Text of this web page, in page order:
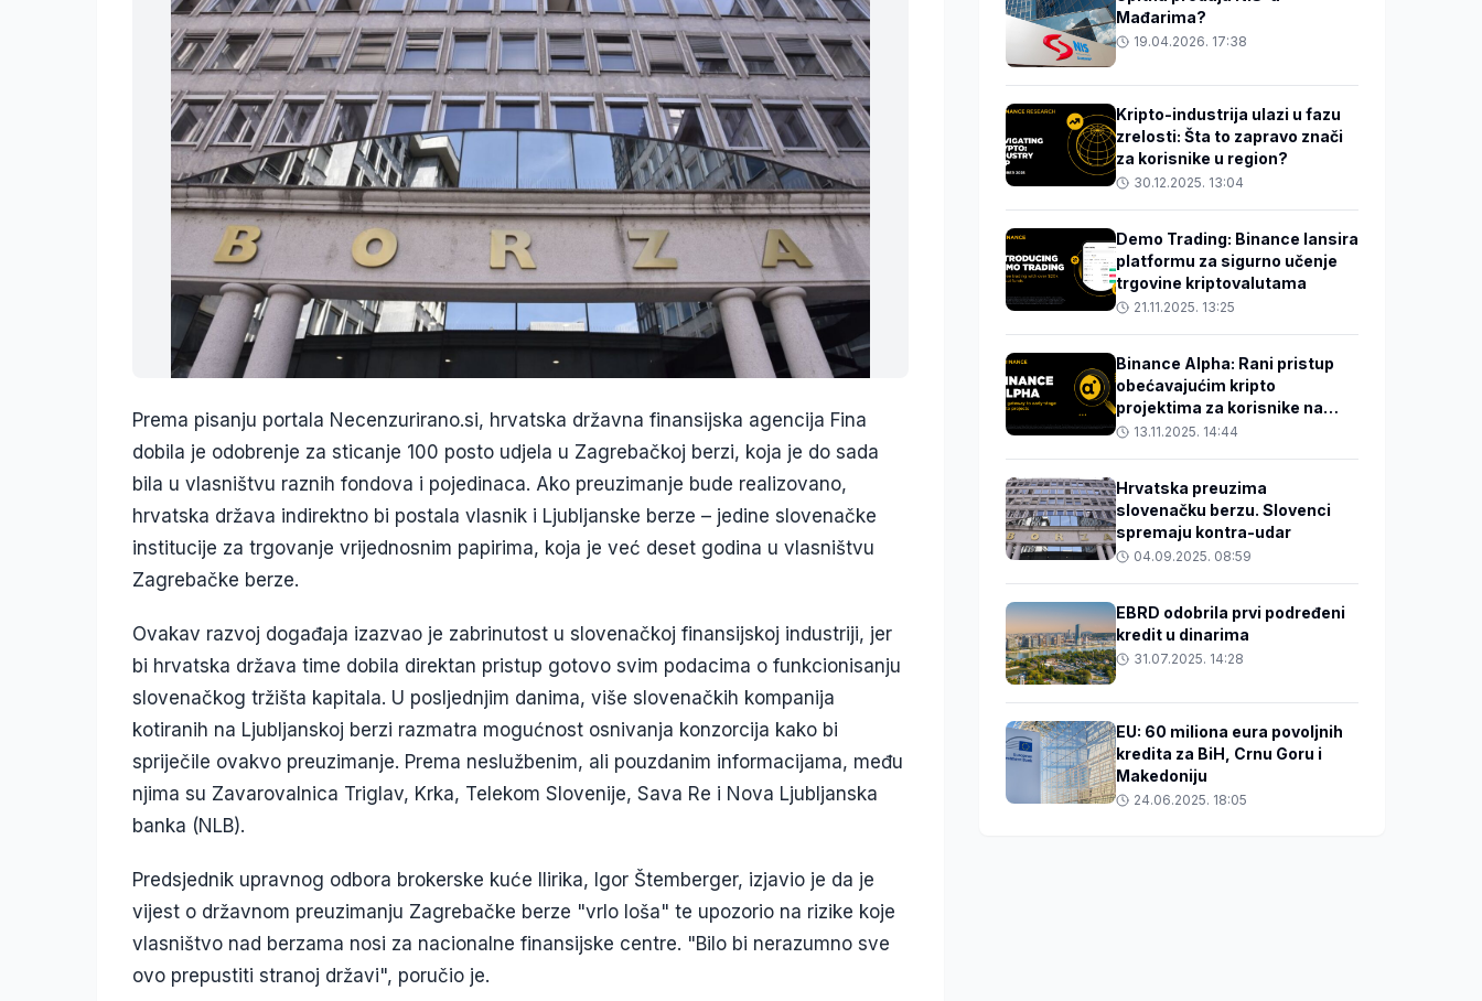
Prema pisanju portala Necenzurirano.si, hrvatska državna finansijska agencija Fina
dobila je odobrenje za sticanje 100 posto udjela u Zagrebačkoj berzi, koja je do sada
bila u vlasništvu raznih fondova i pojedinaca. Ako preuzimanje bude realizovano,
hrvatska država indirektno bi postala vlasnik i Ljubljanske berze – jedine slovenačke
institucije za trgovanje vrijednosnim papirima, koja je već deset godina u vlasništvu
Zagrebačke berze.
Ovakav razvoj događaja izazvao je zabrinutost u slovenačkoj finansijskoj industriji, jer
bi hrvatska država time dobila direktan pristup gotovo svim podacima o funkcionisanju
slovenačkog tržišta kapitala. U posljednjim danima, više slovenačkih kompanija
kotiranih na Ljubljanskoj berzi razmatra mogućnost osnivanja konzorcija kako bi
spriječile ovakvo preuzimanje. Prema neslužbenim, ali pouzdanim informacijama, među
njima su Zavarovalnica Triglav, Krka, Telekom Slovenije, Sava Re i Nova Ljubljanska
banka (NLB).
Predsjednik upravnog odbora brokerske kuće Ilirika, Igor Štemberger, izjavio je da je
vijest o državnom preuzimanju Zagrebačke berze "vrlo loša" te upozorio na rizike koje
vlasništvo nad berzama nosi za nacionalne finansijske centre. "Bilo bi nerazumno sve
ovo prepustiti stranoj državi", poručio je.
Mađarima?
19.04.2026. 17:38
Kripto-industrija ulazi u fazu
zrelosti: Šta to zapravo znači
za korisnike u region?
30.12.2025. 13:04
Demo Trading: Binance lansira
platformu za sigurno učenje
trgovine kriptovalutama
21.11.2025. 13:25
Binance Alpha: Rani pristup
obećavajućim kripto
projektima za korisnike na
Balkanu
13.11.2025. 14:44
Hrvatska preuzima
slovenačku berzu. Slovenci
spremaju kontra-udar
04.09.2025. 08:59
EBRD odobrila prvi podređeni
kredit u dinarima
31.07.2025. 14:28
EU: 60 miliona eura povoljnih
kredita za BiH, Crnu Goru i
Makedoniju
24.06.2025. 18:05